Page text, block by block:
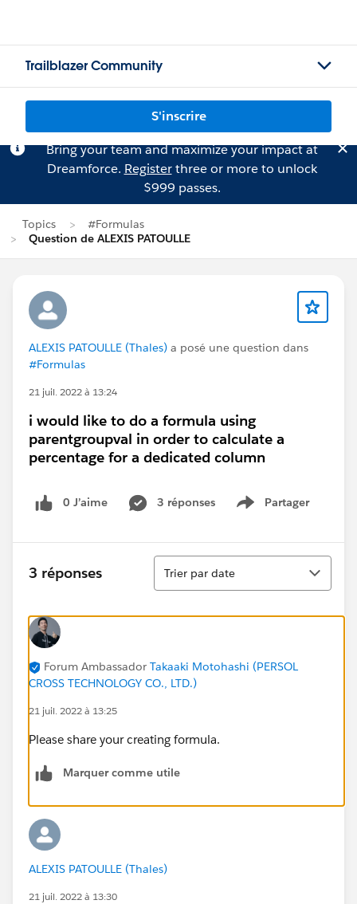
Trailblazer Community
S'inscrire
Bring your team and maximize your impact at
Dreamforce. Registerthree or more to unlock
$999 passes.
Topics
#Formulas
Question de ALEXIS PATOULLE
ALEXIS PATOULLE (Thales) a posé une question dans
#Formulas
21 juil. 2022 à 13:24
i would like to do a formula using
parentgroupval in order to calculate a
percentage for a dedicated column
0 J’aime 3 réponses Partager
Show menu
3 réponses
Tri
Trier par date
Forum Ambassador Takaaki Motohashi (PERSOL
CROSS TECHNOLOGY CO., LTD.)
21 juil. 2022 à 13:25
Please share your creating formula.
Marquer comme utile
ALEXIS PATOULLE (Thales)
21 juil. 2022 à 13:30